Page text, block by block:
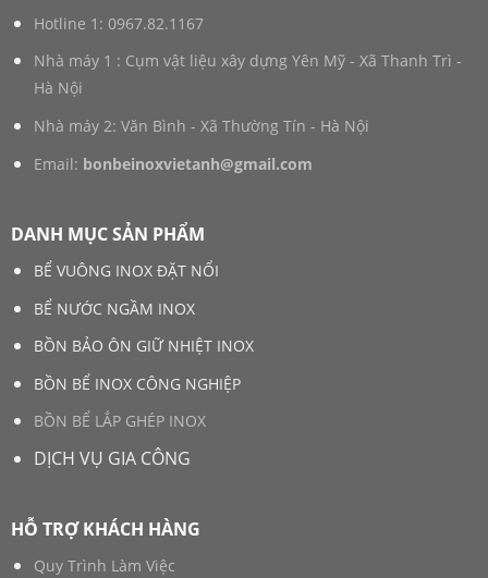
Hotline 1: 0967.82.1167
Nhà máy 1 : Cụm vật liệu xây dựng Yên Mỹ - Xã Thanh Trì -
Hà Nội
Nhà máy 2: Văn Bình - Xã Thường Tín - Hà Nội
Email: bonbeinoxvietanh@gmail.com
DANH MỤC SẢN PHẨM
BỂ VUÔNG INOX ĐẶT NỔI
BỂ NƯỚC NGẦM INOX
BỒN BẢO ÔN GIỮ NHIỆT INOX
BỒN BỂ INOX CÔNG NGHIỆP
BỒN BỂ LẮP GHÉP INOX
DỊCH VỤ GIA CÔNG
HỖ TRỢ KHÁCH HÀNG
Quy Trình Làm Việc